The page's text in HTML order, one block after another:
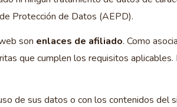
Protección de Datos (AEPD).
son enlaces de afiliado. Como
que cumplen los requisitos aplicables.
de sus datos o con los contenidos del